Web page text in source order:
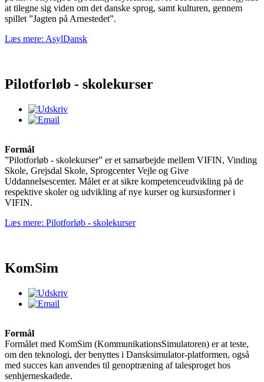
at tilegne sig viden om det danske sprog, samt kulturen, gennem
spillet ”Jagten på Arnestedet”.
Læs mere: AsylDansk
Pilotforløb - skolekurser
Formål
”Pilotforløb - skolekurser” er et samarbejde mellem VIFIN, Vinding
Skole, Grejsdal Skole, Sprogcenter Vejle og Give
Uddannelsescenter. Målet er at sikre kompetenceudvikling på de
respektive skoler og udvikling af nye kurser og kursusformer i
VIFIN.
Læs mere: Pilotforløb - skolekurser
KomSim
Formål
Formålet med KomSim (KommunikationsSimulatoren) er at teste,
om den teknologi, der benyttes i Dansksimulator-platformen, også
med succes kan anvendes til genoptræning af talesproget hos
senhjerneskadede.